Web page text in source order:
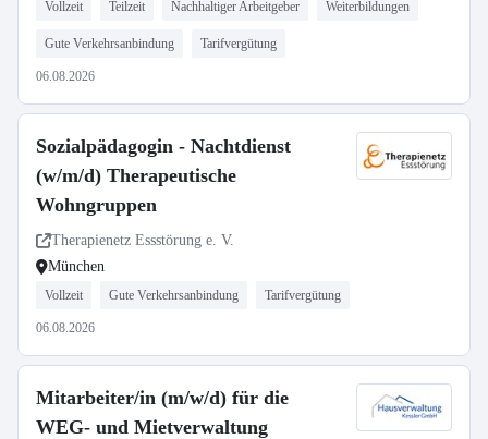
Vollzeit Teilzeit Nachhaltiger Arbeitgeber Weiterbildungen
Gute Verkehrsanbindung Tarifvergütung
06.08.2026
Sozialpädagogin - Nachtdienst
(w/m/d) Therapeutische
Wohngruppen
Therapienetz Essstörung e. V.
München
Vollzeit Gute Verkehrsanbindung Tarifvergütung
06.08.2026
Mitarbeiter/in (m/w/d) für die
WEG- und Mietverwaltung